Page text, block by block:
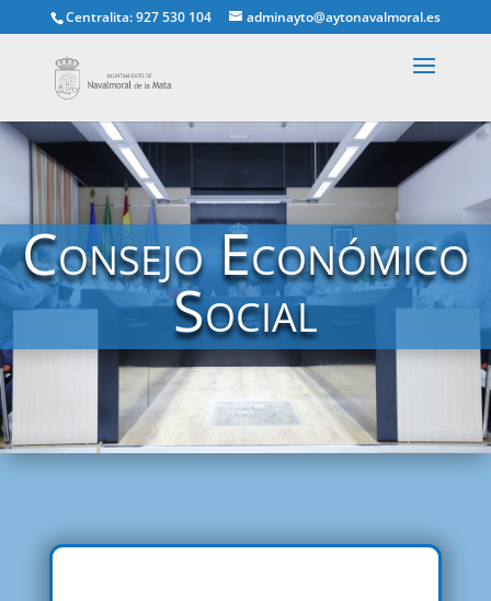
Centralita: 927 530 104 adminayto@aytonavalmoral.es
Consejo Económico
Social